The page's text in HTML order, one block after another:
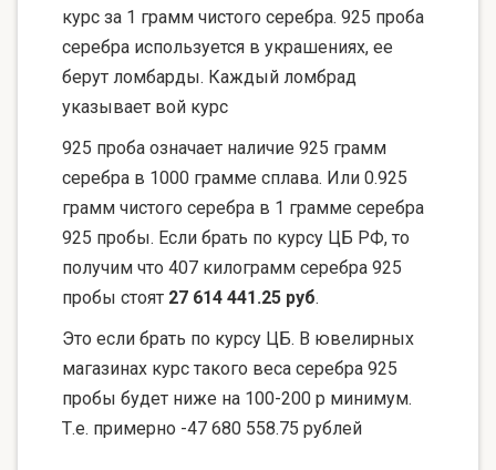
курс за 1 грамм чистого серебра. 925 проба
серебра используется в украшениях, ее
берут ломбарды. Каждый ломбрад
указывает вой курс
925 проба означает наличие 925 грамм
серебра в 1000 грамме сплава. Или 0.925
грамм чистого серебра в 1 грамме серебра
925 пробы. Если брать по курсу ЦБ РФ, то
получим что 407 килограмм серебра 925
пробы стоят 27 614 441.25 руб.
Это если брать по курсу ЦБ. В ювелирных
магазинах курс такого веса серебра 925
пробы будет ниже на 100-200 р минимум.
Т.е. примерно -47 680 558.75 рублей